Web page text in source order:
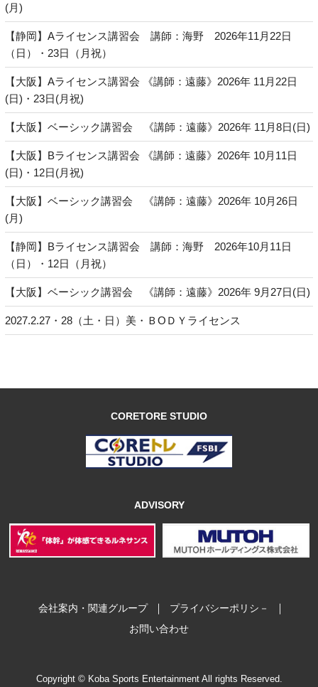
(月)
【静岡】Aライセンス講習会 講師：海野 2026年11月22日
（日）・23日（月祝）
【大阪】Aライセンス講習会 《講師：遠藤》2026年 11月22日
(日)・23日(月祝)
【大阪】ベーシック講習会 《講師：遠藤》2026年 11月8日(日)
【大阪】Bライセンス講習会 《講師：遠藤》2026年 10月11日
(日)・12日(月祝)
【大阪】ベーシック講習会 《講師：遠藤》2026年 10月26日
(月)
【静岡】Bライセンス講習会 講師：海野 2026年10月11日
（日）・12日（月祝）
【大阪】ベーシック講習会 《講師：遠藤》2026年 9月27日(日)
2027.2.27・28（土・日）美・ＢОＤＹライセンス
CORETORE STUDIO
ADVISORY
会社案内・関連グループ ｜ プライバシーポリシ－ ｜
お問い合わせ
Copyright © Koba Sports Entertainment All rights Reserved.